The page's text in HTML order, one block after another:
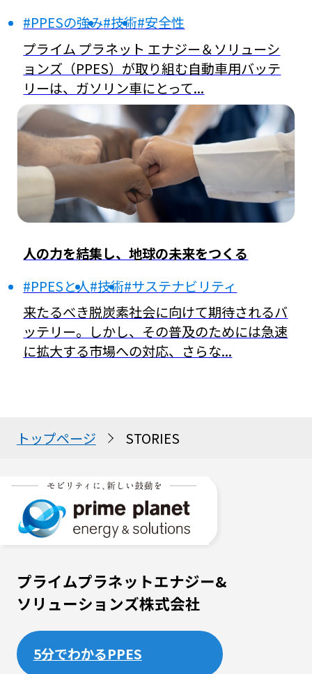
#PPESの強み#技術#安全性
プライム プラネット エナジー＆ソリューシ
ョンズ（PPES）が取り組む自動車用バッテ
リーは、ガソリン車にとって...
人の力を結集し、地球の未来をつくる
#PPESと人#技術#サステナビリティ
来たるべき脱炭素社会に向けて期待されるバ
ッテリー。しかし、その普及のためには急速
に拡大する市場への対応、さらな...
トップページ STORIES
プライムプラネットエナジー&
ソリューションズ株式会社
5分でわかるPPES